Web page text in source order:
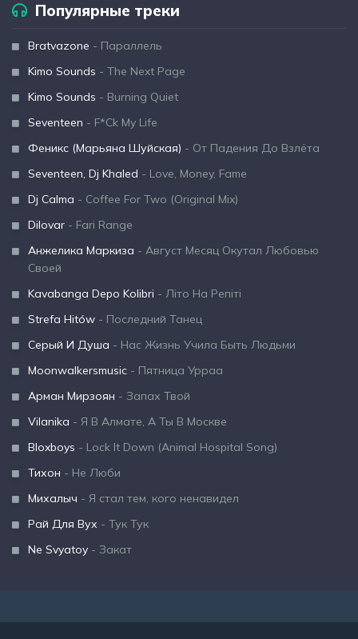
Популярные треки
Bratvazone - Параллель
Kimo Sounds - The Next Page
Kimo Sounds - Burning Quiet
Seventeen - F*Ck My Life
Феникс (Марьяна Шуйская) - От Падения До Взлёта
Seventeen, Dj Khaled - Love, Money, Fame
Dj Calma - Coffee For Two (Original Mix)
Dilovar - Fari Range
Анжелика Маркиза - Август Месяц Окутал Любовью
Своей
Kavabanga Depo Kolibri - Літо На Репіті
Strefa Hitów - Последний Танец
Серый И Душа - Нас Жизнь Учила Быть Людьми
Moonwalkersmusic - Пятница Урраа
Арман Мирзоян - Запах Твой
Vilanika - Я В Алмате, А Ты В Москве
Bloxboys - Lock It Down (Animal Hospital Song)
Тихон - Не Люби
Михалыч - Я стал тем, кого ненавидел
Рай Для Вух - Тук Тук
Ne Svyatoy - Закат